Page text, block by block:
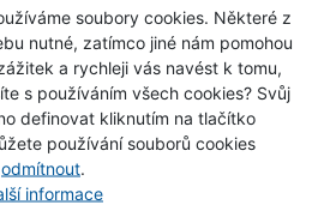
soubory cookies. Některé z
nutné, zatímco jiné nám pomohou
a rychleji vás navést k tomu,
s používáním všech cookies? Svůj
definovat kliknutím na tlačítko
používání souborů cookies
odmítnout.
informace
EVA. obj.č. model délka
L 2215212 střední 48cm XL
DO KOŠÍKU